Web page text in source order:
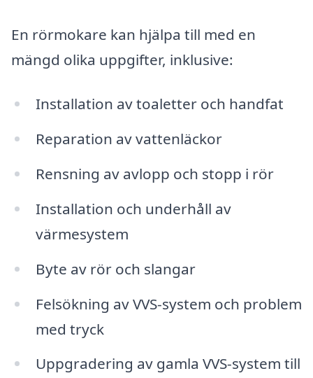
En rörmokare kan hjälpa till med en
mängd olika uppgifter, inklusive:
Installation av toaletter och handfat
Reparation av vattenläckor
Rensning av avlopp och stopp i rör
Installation och underhåll av
värmesystem
Byte av rör och slangar
Felsökning av VVS-system och problem
med tryck
Uppgradering av gamla VVS-system till